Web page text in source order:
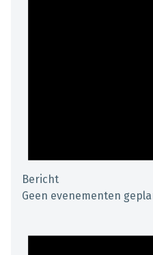
Bericht
Geen evenementen